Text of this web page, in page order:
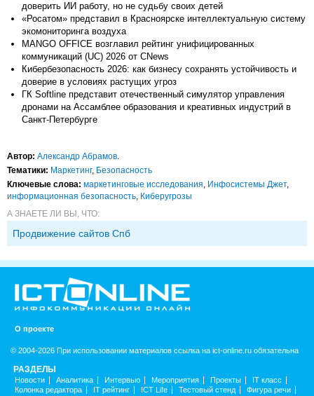
доверить ИИ работу, но не судьбу своих детей
«Росатом» представил в Красноярске интеллектуальную систему
экомониторинга воздуха
MANGO OFFICE возглавил рейтинг унифицированных
коммуникаций (UC) 2026 от CNews
Кибербезопасность 2026: как бизнесу сохранять устойчивость и
доверие в условиях растущих угроз
ГК Softline представит отечественный симулятор управления
дронами на Ассамблее образования и креативных индустрий в
Санкт-Петербурге
Автор: Александр Абрамов.
Тематики: Маркетинг, Безопасность
Ключевые слова: маркетинговые исследования, Инфосистемы Джет,
информационная безопасность, Киберугрозы
А ЗНАЕТЕ ЛИ ВЫ, ЧТО:
Продвижение сайтов Спб
О проекте
© 2004-2026 При использовании материалов ссылка на ict-online.ru обязательна
РАЗДЕЛЫ
Новости Аналитика Интервью Мероприятия Проекты
IT класс
Колонка редактора
IT рейтинг ICT Life Тестовый стенд
Фигура речи